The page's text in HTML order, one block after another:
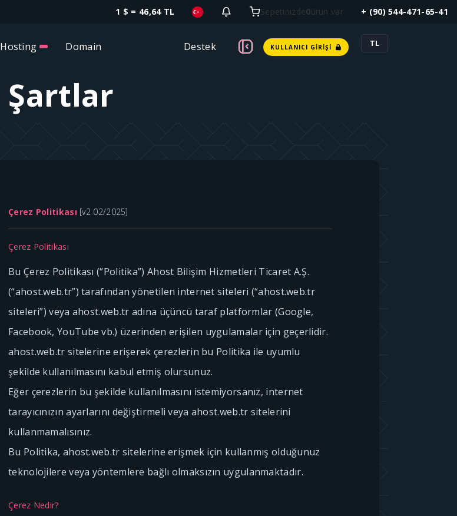
1 $ = 46,64 TL Sepetinizde0ürün var + (90) 544-471-65-41
Hosting Domain Destek KULLANICI GIRIŞI TL
Şartlar
Çerez Politikası [v2 02/2025]
Çerez Politikası
Bu Çerez Politikası (“Politika”) Ahost Bilişim Hizmetleri Ticaret A.Ş.
(“ahost.web.tr”) tarafından yönetilen internet siteleri (“ahost.web.tr
siteleri”) veya ahost.web.tr adına üçüncü taraf platformlar (Google,
Facebook, YouTube vb.) üzerinden erişilen uygulamalar için geçerlidir.
ahost.web.tr sitelerine erişerek çerezlerin bu Politika ile uyumlu
şekilde kullanılmasını kabul etmiş olursunuz.
Eğer çerezlerin bu şekilde kullanılmasını istemiyorsanız, internet
tarayıcınızın ayarlarını değiştirmeli veya ahost.web.tr sitelerini
kullanmamalısınız.
Bu Politika, ahost.web.tr sitelerine erişmek için kullanmış olduğunuz
teknolojilere veya yöntemlere bağlı olmaksızın uygulanmaktadır.
Çerez Nedir?